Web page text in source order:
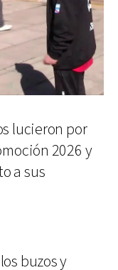
lucieron por
2026 y
a sus
buzos y